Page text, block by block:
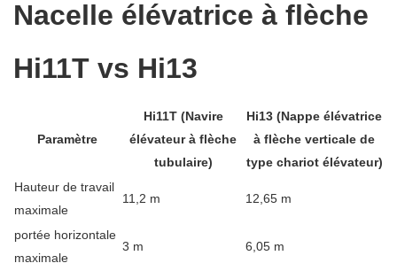
Nacelle élévatrice à flèche
Hi11T vs Hi13
Paramètre
Hi11T (Navire
élévateur à flèche
tubulaire)
Hi13 (Nappe élévatrice
à flèche verticale de
type chariot élévateur)
Hauteur de travail
maximale
11,2 m 12,65 m
portée horizontale
maximale
3 m 6,05 m